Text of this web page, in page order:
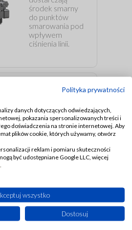
środek smarny
do punktów
smarowania pod
wpływem
ciśnienia linii.
Dozowniki
DL-1
oleju i smaru
Polityka prywatności
danych dotyczących odwiedzających,
pokazania spersonalizowanych treści i
doświadczenia na stronie internetowej. Aby
plików cookie, których używamy, otwórz
reklam i pomiaru skuteczności
być udostępniane Google LLC, więcej
wszystko
Dostosuj